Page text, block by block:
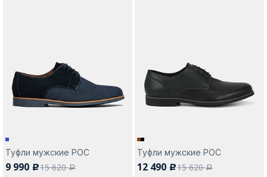
Туфли мужские РОС
9 990 c15 620a
Туфли мужские РОС
12 490 c15 620a